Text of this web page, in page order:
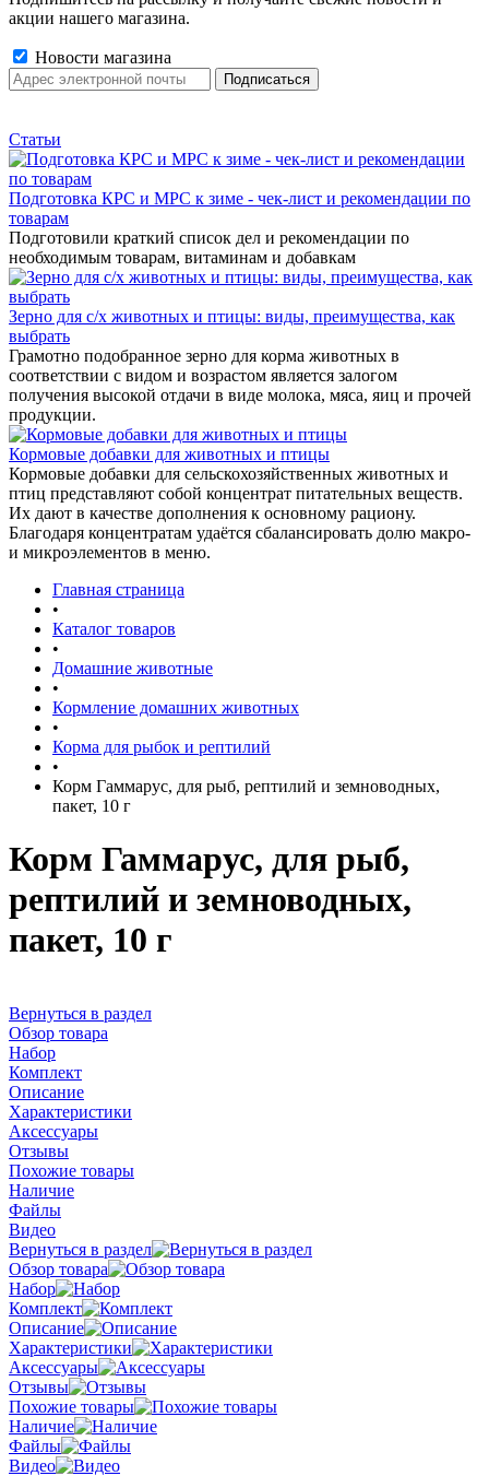
акции нашего магазина.
Новости магазина
Статьи
Подготовка КРС и МРС к зиме - чек-лист и рекомендации по
товарам
Подготовили краткий список дел и рекомендации по
необходимым товарам, витаминам и добавкам
Зерно для с/х животных и птицы: виды, преимущества, как
выбрать
Грамотно подобранное зерно для корма животных в
соответствии с видом и возрастом является залогом
получения высокой отдачи в виде молока, мяса, яиц и прочей
продукции.
Кормовые добавки для животных и птицы
Кормовые добавки для сельскохозяйственных животных и
птиц представляют собой концентрат питательных веществ.
Их дают в качестве дополнения к основному рациону.
Благодаря концентратам удаётся сбалансировать долю макро-
и микроэлементов в меню.
Главная страница
•
Каталог товаров
•
Домашние животные
•
Кормление домашних животных
•
Корма для рыбок и рептилий
•
Корм Гаммарус, для рыб, рептилий и земноводных,
пакет, 10 г
Корм Гаммарус, для рыб,
рептилий и земноводных,
пакет, 10 г
Вернуться в раздел
Обзор товара
Набор
Комплект
Описание
Характеристики
Аксессуары
Отзывы
Похожие товары
Наличие
Файлы
Видео
Вернуться в раздел
Обзор товара
Набор
Комплект
Описание
Характеристики
Аксессуары
Отзывы
Похожие товары
Наличие
Файлы
Видео